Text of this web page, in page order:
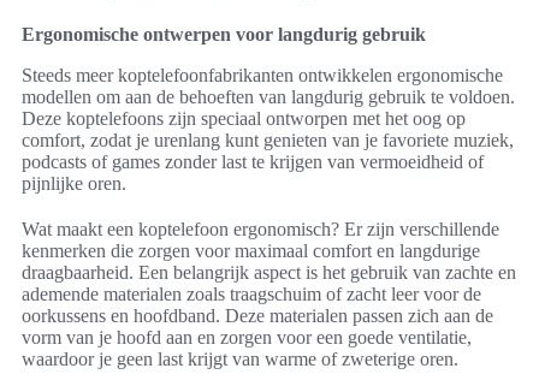
Ergonomische ontwerpen voor langdurig gebruik
Steeds meer koptelefoonfabrikanten ontwikkelen ergonomische
modellen om aan de behoeften van langdurig gebruik te voldoen.
Deze koptelefoons zijn speciaal ontworpen met het oog op
comfort, zodat je urenlang kunt genieten van je favoriete muziek,
podcasts of games zonder last te krijgen van vermoeidheid of
pijnlijke oren.
Wat maakt een koptelefoon ergonomisch? Er zijn verschillende
kenmerken die zorgen voor maximaal comfort en langdurige
draagbaarheid. Een belangrijk aspect is het gebruik van zachte en
ademende materialen zoals traagschuim of zacht leer voor de
oorkussens en hoofdband. Deze materialen passen zich aan de
vorm van je hoofd aan en zorgen voor een goede ventilatie,
waardoor je geen last krijgt van warme of zweterige oren.